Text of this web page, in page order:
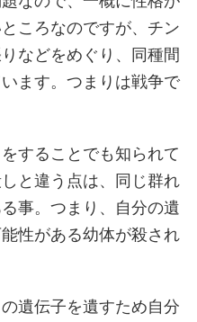
ころなのですが、チン
などをめぐり、同種間
ます。つまりは戦争で
することでも知られて
と違う点は、同じ群れ
事。つまり、自分の遺
性がある幼体が殺され
遺伝子を遺すため自分